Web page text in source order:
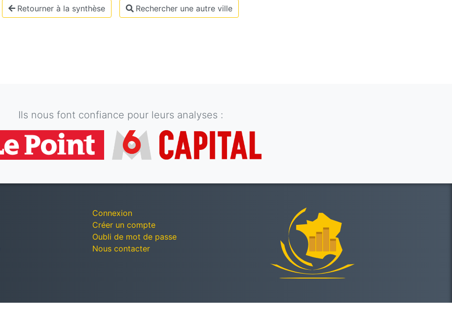
Retourner à la synthèse Rechercher une autre ville
Ils nous font confiance pour leurs analyses :
Connexion
Créer un compte
Oubli de mot de passe
Nous contacter